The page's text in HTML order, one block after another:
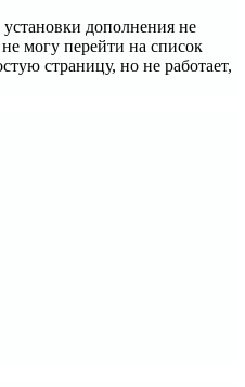
дополнения не
могу перейти на список
страницу, но не работает,